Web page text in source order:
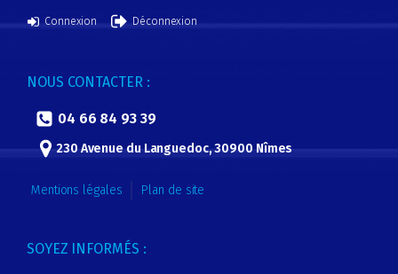
Connexion Déconnexion
NOUS CONTACTER :
04 66 84 93 39
230 Avenue du Languedoc, 30900 Nîmes
Mentions légales Plan de site
SOYEZ INFORMÉS :